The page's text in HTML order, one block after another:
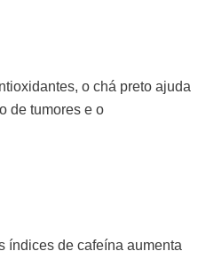
o chá preto ajuda
de tumores e o
índices de cafeína aumenta